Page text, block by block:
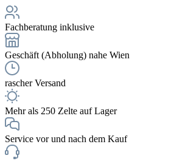
Fachberatung inklusive
Geschäft (Abholung) nahe Wien
rascher Versand
Mehr als 250 Zelte auf Lager
Service vor und nach dem Kauf